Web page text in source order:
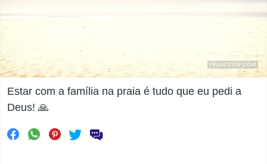
Estar com a família na praia é tudo que eu pedi a
Deus! 🙏